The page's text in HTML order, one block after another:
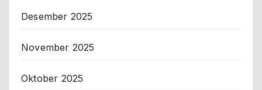
Desember 2025
November 2025
Oktober 2025